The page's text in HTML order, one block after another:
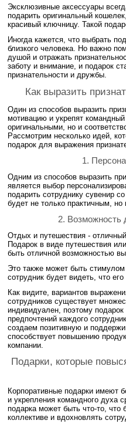
Эксклюзивные аксессуары
подарить оригинальный
красивый ключницу. Такой
Иногда кажется, что выбрать
близкого человека. Но важно
душой и отражать
заботу и внимание, и подарок
признательности и дружбы.
Как выразить
Один из способов выразить
мотивацию и укрепят
оригинальными, но и
Рассмотрим несколько идей,
подарок для выражения
1.
Одним из способов выразить
является выбор
подарить сотруднику сувенир
будет не только практичным,
2. Возможность
Отдых и путешествия -
Подарок в виде путешествия
быть отличной возможностью
Это также может быть
сотрудник будет видеть, что
Как видите, вариантов
сотрудников существует
индивидуален, поэтому
предпочтений каждого
создаем позитивную и
способствует повышению
компании.
Подарки, которые
Корпоративные подарки имеют
и укрепления командного духа
подарка может быть что-то, что
коллективе и вдохновлять